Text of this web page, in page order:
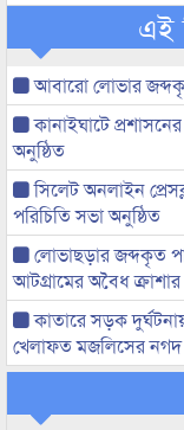
এই
আবারো লোভার
কানাইঘাটে
অনুষ্ঠিত
সিলেট অনলাইন
পরিচিতি সভা অনুষ্ঠিত
লোভাছড়ার জব্দকৃত
আটগ্রামের অবৈধ
কাতারে সড়ক
খেলাফত মজলিসের নগদ